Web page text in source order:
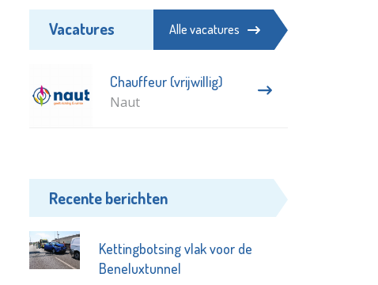
Vacatures Alle vacatures
Chauffeur (vrijwillig)
Naut
Recente berichten
Kettingbotsing vlak voor de
Beneluxtunnel